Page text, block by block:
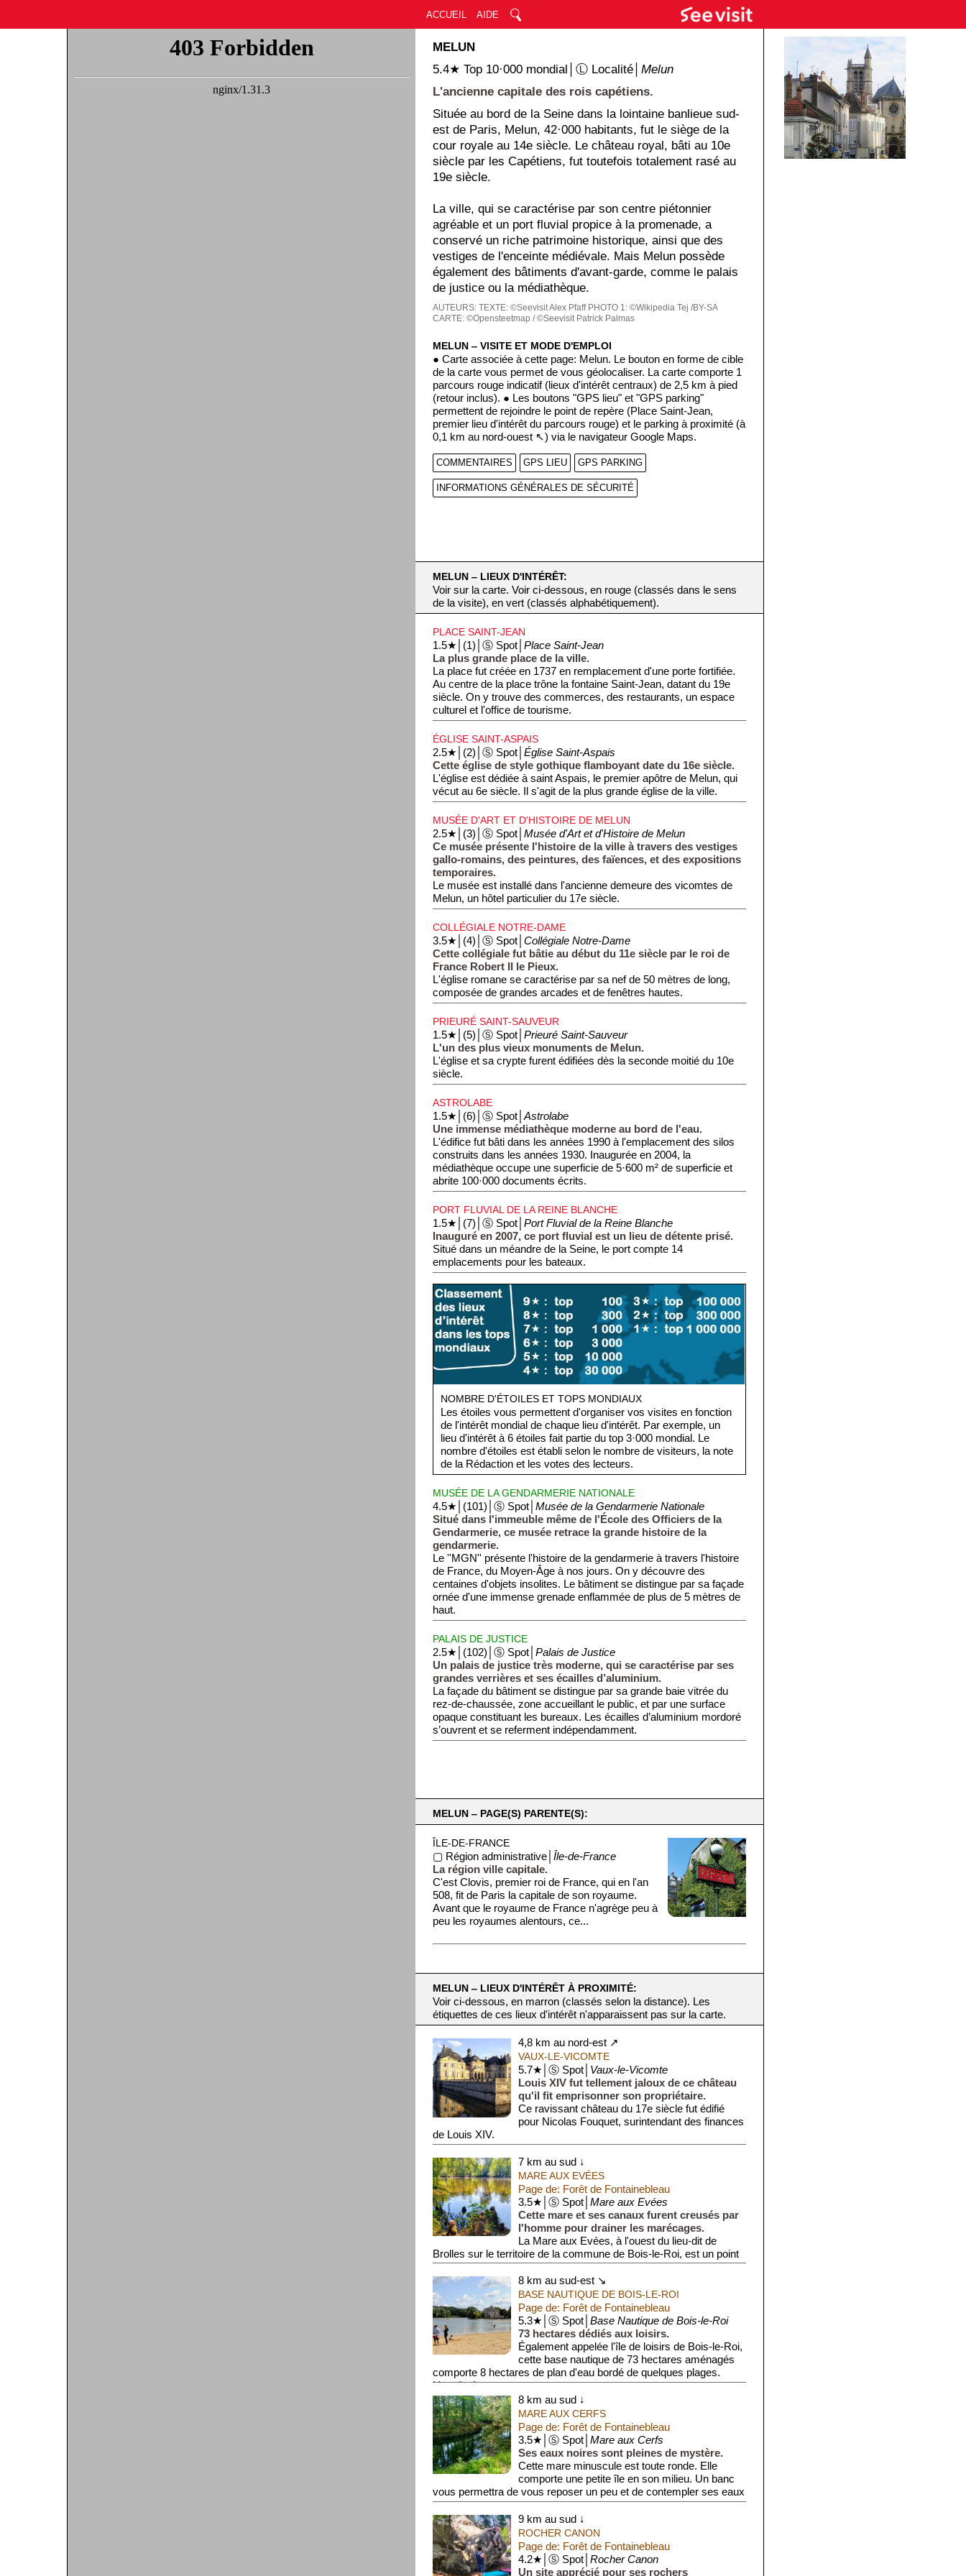
ACCUEIL AIDE
MELUN
5.4★ Top 10·000 mondial│Ⓛ Localité│Melun
L'ancienne capitale des rois capétiens.
Située au bord de la Seine dans la lointaine banlieue sud-
est de Paris, Melun, 42·000 habitants, fut le siège de la
cour royale au 14e siècle. Le château royal, bâti au 10e
siècle par les Capétiens, fut toutefois totalement rasé au
19e siècle.
La ville, qui se caractérise par son centre piétonnier
agréable et un port fluvial propice à la promenade, a
conservé un riche patrimoine historique, ainsi que des
vestiges de l'enceinte médiévale. Mais Melun possède
également des bâtiments d'avant-garde, comme le palais
de justice ou la médiathèque.
AUTEURS:TEXTE: ©Seevisit Alex Pfaff PHOTO 1: ©Wikipedia Tej /BY-SA
CARTE: ©Opensteetmap / ©Seevisit Patrick Palmas
MELUN ‒ VISITE ET MODE D'EMPLOI
● Carte associée à cette page: Melun. Le bouton en forme de cible
de la carte vous permet de vous géolocaliser. La carte comporte 1
parcours rouge indicatif (lieux d'intérêt centraux) de 2,5 km à pied
(retour inclus). ● Les boutons "GPS lieu" et "GPS parking"
permettent de rejoindre le point de repère (Place Saint-Jean,
premier lieu d'intérêt du parcours rouge) et le parking à proximité (à
0,1 km au nord-ouest ↖) via le navigateur Google Maps.
COMMENTAIRES GPS LIEU GPS PARKING
INFORMATIONS GÉNÉRALES DE SÉCURITÉ
MELUN ‒ LIEUX D'INTÉRÊT:
Voir sur la carte. Voir ci-dessous, en rouge (classés dans le sens
de la visite), en vert (classés alphabétiquement).
PLACE SAINT-JEAN
1.5★│(1)│Ⓢ Spot│Place Saint-Jean
La plus grande place de la ville.
La place fut créée en 1737 en remplacement d'une porte fortifiée.
Au centre de la place trône la fontaine Saint-Jean, datant du 19e
siècle. On y trouve des commerces, des restaurants, un espace
culturel et l'office de tourisme.
ÉGLISE SAINT-ASPAIS
2.5★│(2)│Ⓢ Spot│Église Saint-Aspais
Cette église de style gothique flamboyant date du 16e siècle.
L'église est dédiée à saint Aspais, le premier apôtre de Melun, qui
vécut au 6e siècle. Il s'agit de la plus grande église de la ville.
MUSÉE D'ART ET D'HISTOIRE DE MELUN
2.5★│(3)│Ⓢ Spot│Musée d'Art et d'Histoire de Melun
Ce musée présente l'histoire de la ville à travers des vestiges
gallo-romains, des peintures, des faïences, et des expositions
temporaires.
Le musée est installé dans l'ancienne demeure des vicomtes de
Melun, un hôtel particulier du 17e siècle.
COLLÉGIALE NOTRE-DAME
3.5★│(4)│Ⓢ Spot│Collégiale Notre-Dame
Cette collégiale fut bâtie au début du 11e siècle par le roi de
France Robert II le Pieux.
L'église romane se caractérise par sa nef de 50 mètres de long,
composée de grandes arcades et de fenêtres hautes.
PRIEURÉ SAINT-SAUVEUR
1.5★│(5)│Ⓢ Spot│Prieuré Saint-Sauveur
L'un des plus vieux monuments de Melun.
L'église et sa crypte furent édifiées dès la seconde moitié du 10e
siècle.
ASTROLABE
1.5★│(6)│Ⓢ Spot│Astrolabe
Une immense médiathèque moderne au bord de l'eau.
L'édifice fut bâti dans les années 1990 à l'emplacement des silos
construits dans les années 1930. Inaugurée en 2004, la
médiathèque occupe une superficie de 5·600 m² de superficie et
abrite 100·000 documents écrits.
PORT FLUVIAL DE LA REINE BLANCHE
1.5★│(7)│Ⓢ Spot│Port Fluvial de la Reine Blanche
Inauguré en 2007, ce port fluvial est un lieu de détente prisé.
Situé dans un méandre de la Seine, le port compte 14
emplacements pour les bateaux.
NOMBRE D'ÉTOILES ET TOPS MONDIAUX
Les étoiles vous permettent d'organiser vos visites en fonction
de l'intérêt mondial de chaque lieu d'intérêt. Par exemple, un
lieu d'intérêt à 6 étoiles fait partie du top 3·000 mondial. Le
nombre d'étoiles est établi selon le nombre de visiteurs, la note
de la Rédaction et les votes des lecteurs.
MUSÉE DE LA GENDARMERIE NATIONALE
4.5★│(101)│Ⓢ Spot│Musée de la Gendarmerie Nationale
Situé dans l'immeuble même de l'École des Officiers de la
Gendarmerie, ce musée retrace la grande histoire de la
gendarmerie.
Le ''MGN'' présente l'histoire de la gendarmerie à travers l'histoire
de France, du Moyen-Âge à nos jours. On y découvre des
centaines d'objets insolites. Le bâtiment se distingue par sa façade
ornée d'une immense grenade enflammée de plus de 5 mètres de
haut.
PALAIS DE JUSTICE
2.5★│(102)│Ⓢ Spot│Palais de Justice
Un palais de justice très moderne, qui se caractérise par ses
grandes verrières et ses écailles d’aluminium.
La façade du bâtiment se distingue par sa grande baie vitrée du
rez-de-chaussée, zone accueillant le public, et par une surface
opaque constituant les bureaux. Les écailles d’aluminium mordoré
s’ouvrent et se referment indépendamment.
MELUN ‒ PAGE(S) PARENTE(S):
ÎLE-DE-FRANCE
▢ Région administrative│Île-de-France
La région ville capitale.
C'est Clovis, premier roi de France, qui en l'an
508, fit de Paris la capitale de son royaume.
Avant que le royaume de France n'agrège peu à
peu les royaumes alentours, ce...
MELUN ‒ LIEUX D'INTÉRÊT À PROXIMITÉ:
Voir ci-dessous, en marron (classés selon la distance). Les
étiquettes de ces lieux d'intérêt n'apparaissent pas sur la carte.
4,8 km au nord-est ↗
VAUX-LE-VICOMTE
5.7★│Ⓢ Spot│ Vaux-le-Vicomte
Louis XIV fut tellement jaloux de ce château
qu'il fit emprisonner son propriétaire.
Ce ravissant château du 17e siècle fut édifié
pour Nicolas Fouquet, surintendant des finances
de Louis XIV.
...
7 km au sud ↓
MARE AUX EVÉES
Page de: Forêt de Fontainebleau
3.5★│Ⓢ Spot│ Mare aux Evées
Cette mare et ses canaux furent creusés par
l'homme pour drainer les marécages.
La Mare aux Evées, à l'ouest du lieu-dit de
Brolles sur le territoire de la commune de Bois-le-Roi, est un point
d'e...
8 km au sud-est ↘
BASE NAUTIQUE DE BOIS-LE-ROI
Page de: Forêt de Fontainebleau
5.3★│Ⓢ Spot│ Base Nautique de Bois-le-Roi
73 hectares dédiés aux loisirs.
Également appelée l'île de loisirs de Bois-le-Roi,
cette base nautique de 73 hectares aménagés
comporte 8 hectares de plan d'eau bordé de quelques plages.
L'accès à...
8 km au sud ↓
MARE AUX CERFS
Page de: Forêt de Fontainebleau
3.5★│Ⓢ Spot│ Mare aux Cerfs
Ses eaux noires sont pleines de mystère.
Cette mare minuscule est toute ronde. Elle
comporte une petite île en son milieu. Un banc
vous permettra de vous reposer un peu et de contempler ses eaux
au...
9 km au sud ↓
ROCHER CANON
Page de: Forêt de Fontainebleau
4.2★│Ⓢ Spot│ Rocher Canon
Un site apprécié pour ses rochers